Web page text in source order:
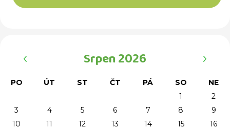
Srpen 2026
PO ÚT ST ČT PÁ SO
NE
1
2
3
4 5 6 7 8
9
10
11 12 13 14 15
16